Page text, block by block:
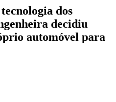
dos
decidiu
automóvel para